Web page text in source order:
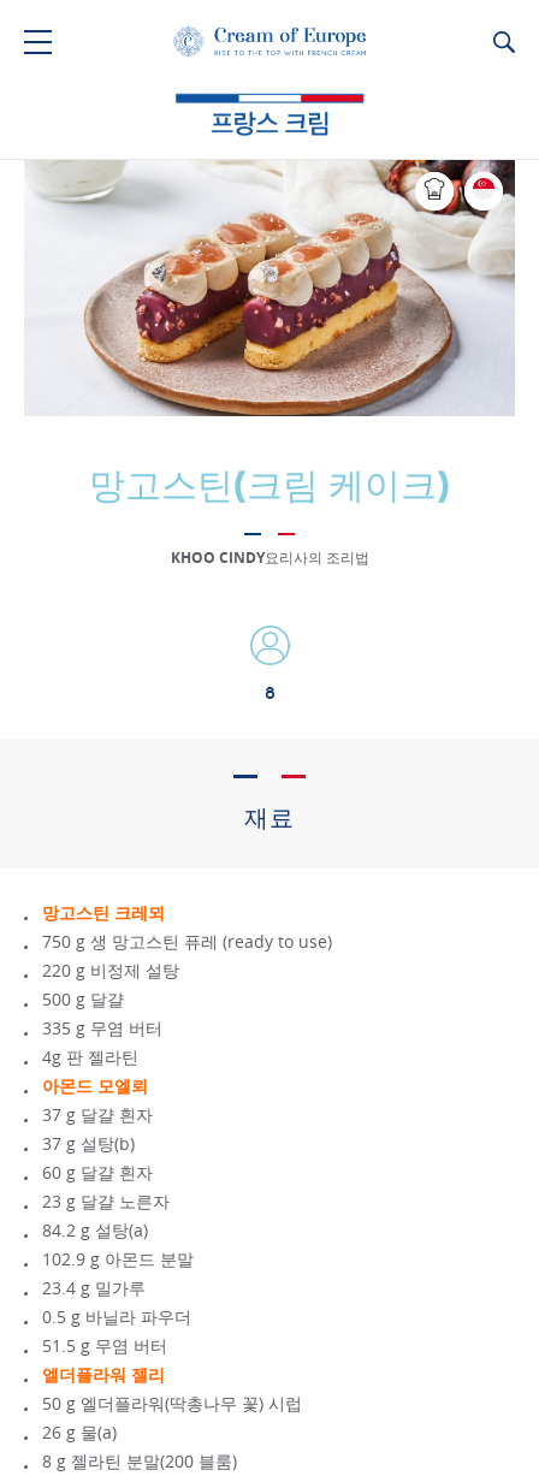
망고스틴(크림 케이크)
KHOO CINDY요리사의 조리법
8
재료
망고스틴 크레뫼
750 g 생 망고스틴 퓨레 (ready to use)
220 g 비정제 설탕
500 g 달걀
335 g 무염 버터
4g 판 젤라틴
아몬드 모엘뢰
37 g 달걀 흰자
37 g 설탕(b)
60 g 달걀 흰자
23 g 달걀 노른자
84.2 g 설탕(a)
102.9 g 아몬드 분말
23.4 g 밀가루
0.5 g 바닐라 파우더
51.5 g 무염 버터
엘더플라워 젤리
50 g 엘더플라워(딱총나무 꽃) 시럽
26 g 물(a)
8 g 젤라틴 분말(200 블룸)